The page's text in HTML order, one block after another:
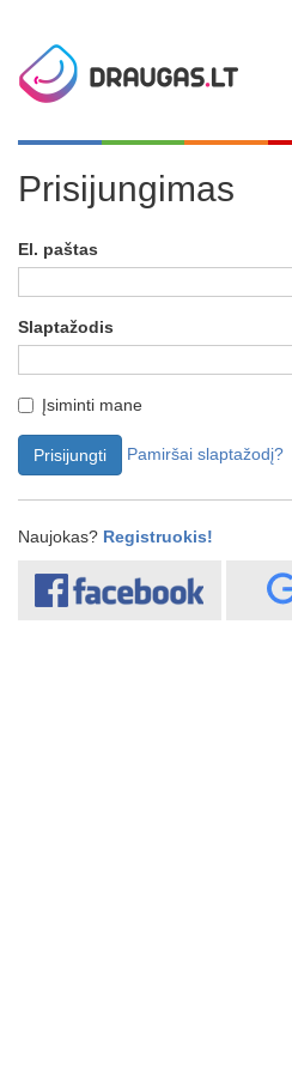
Prisijungimas
El. paštas
Slaptažodis
Įsiminti mane
Prisijungti Pamiršai slaptažodį?
Naujokas? Registruokis!